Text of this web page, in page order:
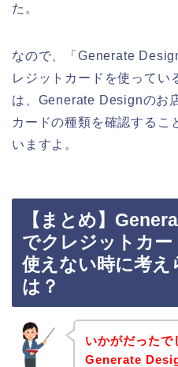
た。
なので、「Generate
レジットカードを使ってい
は、Generate Designのお
カードの種類を確認するこ
いますよ。
【まとめ】
でクレジットカ
使えない時に考え
は？
いかがだったで
Generate